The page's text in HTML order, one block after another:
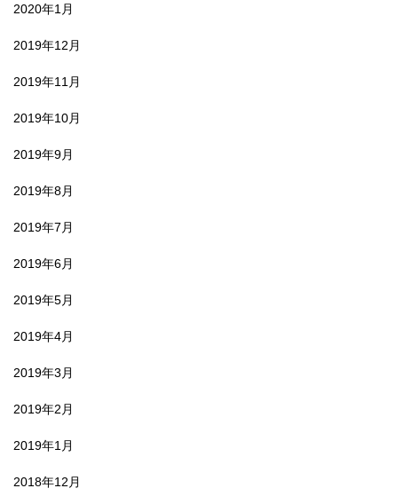
2020年1月
2019年12月
2019年11月
2019年10月
2019年9月
2019年8月
2019年7月
2019年6月
2019年5月
2019年4月
2019年3月
2019年2月
2019年1月
2018年12月